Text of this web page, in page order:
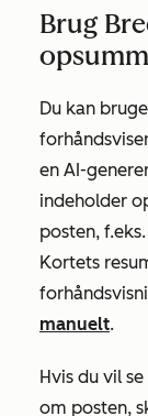
Brug
Du kan bruge
en AI-
indeholder
posten,
Kortets
manuelt.
Hvis du vil
om posten,